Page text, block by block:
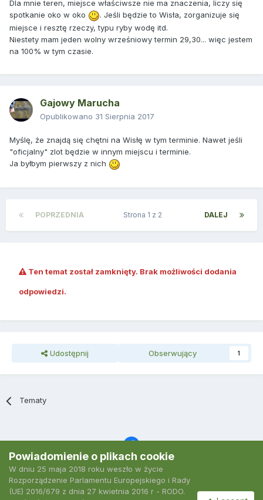
Dla mnie teren, miejsce właściwsze nie ma znaczenia, liczy się
spotkanie oko w oko
. Jeśli będzie to Wisła, zorganizuje się
miejsce i resztę rzeczy, typu ryby wodę itd.
Niestety mam jeden wolny wrześniowy termin 29,30... więc jestem
na 100% w tym czasie.
Gajowy Marucha
Opublikowano 31 Sierpnia 2017
Myślę, że znajdą się chętni na Wisłę w tym terminie. Nawet jeśli
"oficjalny" zlot będzie w innym miejscu i terminie.
Ja byłbym pierwszy z nich
POPRZEDNIA DALEJ
Strona 1 z 2
Ten temat został zamknięty. Brak możliwości dodania
odpowiedzi.
Udostępnij Obserwujący 1
Tematy
Język Polityka prywatności Kontakt
2007-2026 Podkarpacki Serwis Wędkarski
Powiadomienie o plikach cookie
W dniu 25 maja 2018 roku weszło w życie
Rozporządzenie Parlamentu Europejskiego i Rady
(UE) 2016/679 z dnia 27 kwietnia 2016 r - RODO.